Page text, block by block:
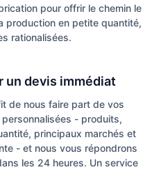
pour offrir le chemin le
production en petite quantité,
rationalisées.
un devis immédiat
de nous faire part de vos
- produits,
principaux marchés et
- et nous vous répondrons
les 24 heures. Un service